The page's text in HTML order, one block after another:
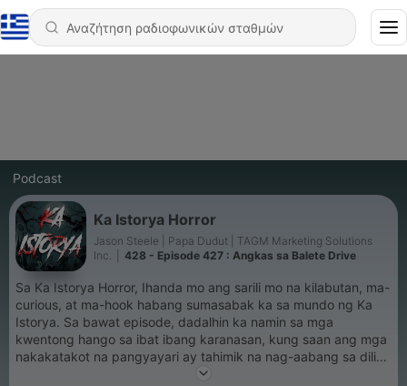
Podcast
Ka Istorya Horror
Jason Steele | Papa Dudut | TAGM Marketing Solutions
Inc.
428 - Episode 427 : Angkas sa Balete Drive
Sa Ka Istorya Horror, Ihanda mo ang sarili mo na kilabutan, ma-
curious, at ma-hook habang sumasabak ka sa mundo ng Ka
Istorya. Sa bawat episode, dadalhin ka namin sa mga
kwentong hango sa ibat ibang karanasan, kung saan ang mga
nakakatakot na pangyayari ay tahimik na nag-aabang sa dilim.
Narrated by Jason Steele and produced by Papa Dudut. For